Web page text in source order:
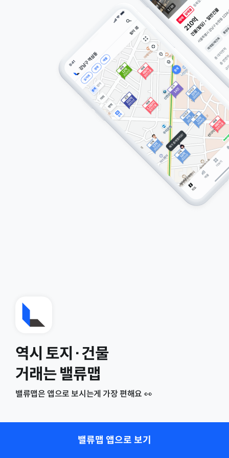
역시 토지·건물
거래는 밸류맵
밸류맵은 앱으로 보시는게 가장 편해요 👀
밸류맵 앱으로 보기